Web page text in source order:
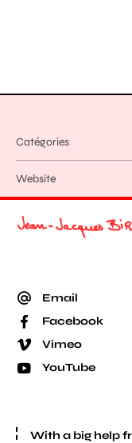
Catégories
Website
Email
Facebook
Vimeo
YouTube
With a big help